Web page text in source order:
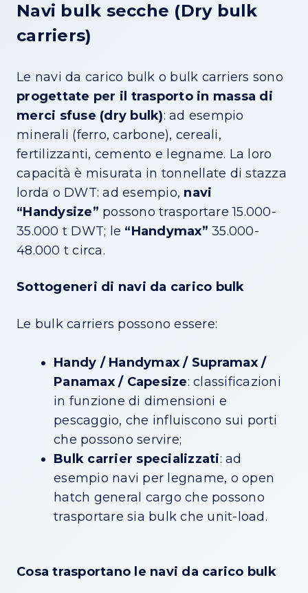
Navi bulk secche (Dry bulk
carriers)
Le navi da carico bulk o bulk carriers sono
progettate per il trasporto in massa di
merci sfuse (dry bulk): ad esempio
minerali (ferro, carbone), cereali,
fertilizzanti, cemento e legname. La loro
capacità è misurata in tonnellate di stazza
lorda o DWT: ad esempio, navi
“Handysize” possono trasportare 15.000-
35.000 t DWT; le “Handymax” 35.000-
48.000 t circa.
Sottogeneri di navi da carico bulk
Le bulk carriers possono essere:
Handy / Handymax / Supramax /
Panamax / Capesize: classificazioni
in funzione di dimensioni e
pescaggio, che influiscono sui porti
che possono servire;
Bulk carrier specializzati: ad
esempio navi per legname, o open
hatch general cargo che possono
trasportare sia bulk che unit-load.
Cosa trasportano le navi da carico bulk